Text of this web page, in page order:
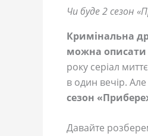
Чи буде 2 сезон
Кримінальна
можна
року серіал
в один вечір.
сезон
Давайте